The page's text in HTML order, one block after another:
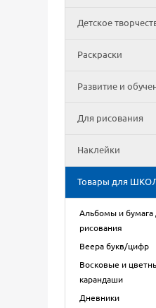
Детское
Раскраски
Развитие и
Для рисования
Наклейки
Товары для
Альбомы и бумага
рисования
Веера букв/цифр
Восковые и
карандаши
Дневники